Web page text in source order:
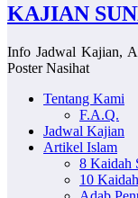
KAJIAN
Info Jadwal Kajian,
Poster Nasihat
Tentang Kami
F.A.Q.
Jadwal Kajian
Artikel Islam
8 Kaidah
10